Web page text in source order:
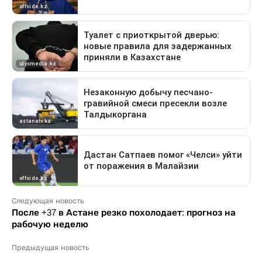
Следующая новость
После +37 в Астане резко похолодает: прогноз на
рабочую неделю
Предыдущая новость